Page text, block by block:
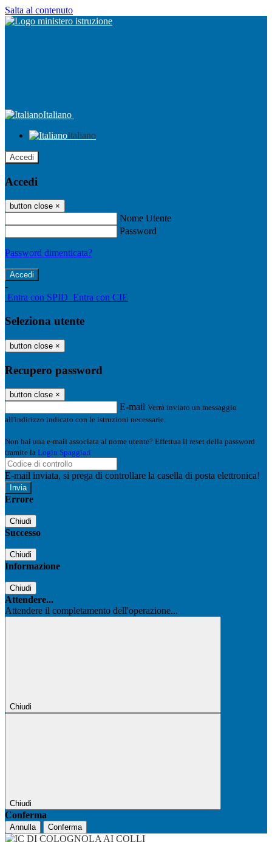
Salta al contenuto
Italiano
Italiano
Accedi
Accedi
button close ×
Nome Utente
Password
Password dimenticata?
-
Entra con SPID Entra con CIE
Seleziona utente
button close ×
Recupero password
button close ×
E-mail Verrà inviato un messaggio
all'indirizzo indicato con le istruzioni necessarie.
Non hai una e-mail associata al nome utente? Effettua il reset della password
tramite la Login Spaggiari
E-mail inviata, si prega di controllare la casella di posta elettronica!
Errore
Chiudi
Successo
Chiudi
Informazione
Chiudi
Attendere...
Attendere il completamento dell'operazione...
Chiudi
Chiudi
Conferma
Annulla Conferma